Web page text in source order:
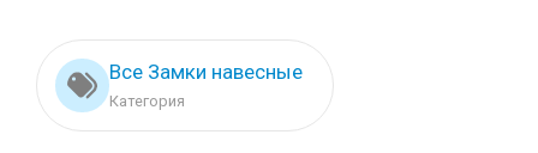
Все Замки навесные
Категория